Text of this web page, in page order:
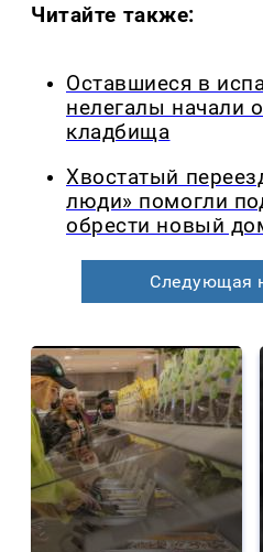
Читайте также:
Оставшиеся в
нелегалы начали
кладбища
Хвостатый
люди» помогли
обрести новый
Следующая